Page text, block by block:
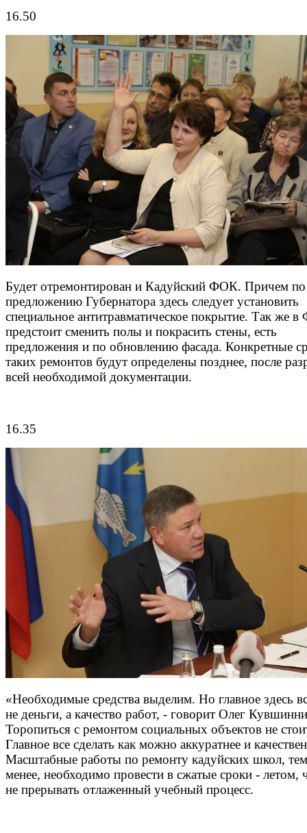
16.50
Будет отремонтирован и Кадуйский ФОК. Причем по
предложению Губернатора здесь следует установить
специальное антитравматическое покрытие. Так же
предстоит сменить полы и покрасить стены, есть
предложения и по обновлению фасада. Конкретные
таких ремонтов будут определены позднее, после
всей необходимой документации.
16.35
«Необходимые средства выделим. Но главное здесь
не деньги, а качество работ, - говорит Олег
Торопиться с ремонтом социальных объектов не
Главное все сделать как можно аккуратнее и
Масштабные работы по ремонту кадуйских школ,
менее, необходимо провести в сжатые сроки - летом,
не прерывать отлаженный учебный процесс.